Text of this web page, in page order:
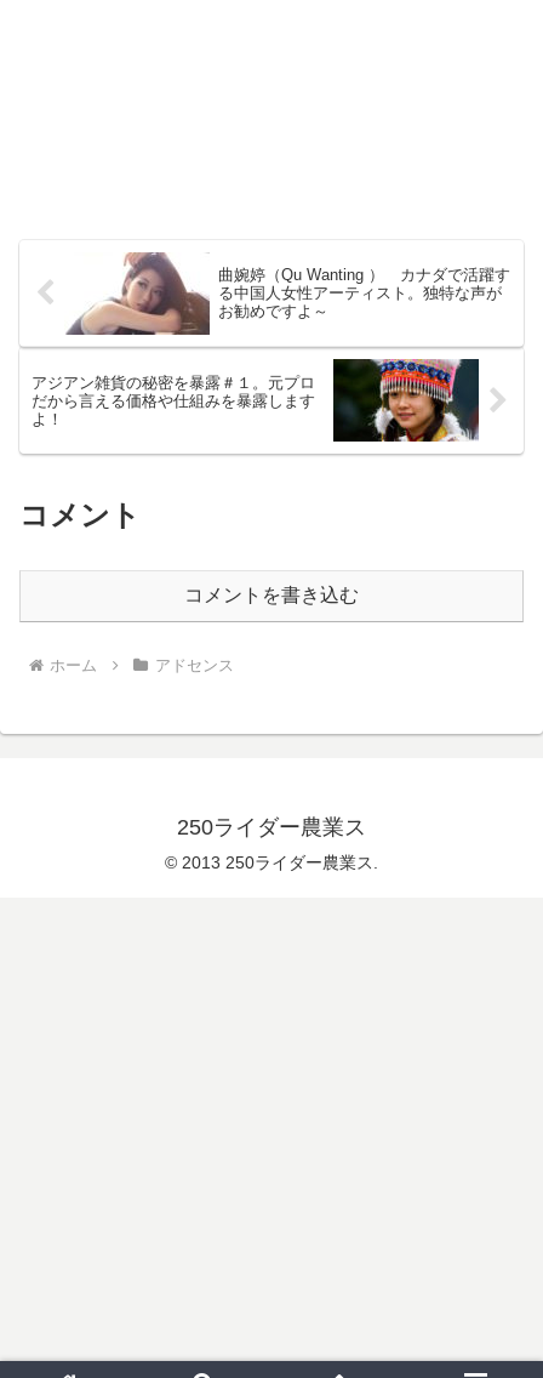
曲婉婷（Qu Wanting ） カナダで活躍す
る中国人女性アーティスト。独特な声が
お勧めですよ～
アジアン雑貨の秘密を暴露＃１。元プロ
だから言える価格や仕組みを暴露します
よ！
コメント
コメントを書き込む
ホーム アドセンス
250ライダー農業ス
© 2013 250ライダー農業ス.